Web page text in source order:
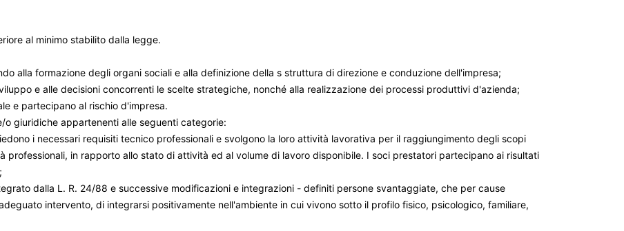
al minimo stabilito dalla legge.
alla formazione degli organi sociali e alla definizione della s struttura di direzione e conduzione dell'impresa;
e alle decisioni concorrenti le scelte strategiche, nonché alla realizzazione dei processi produttivi d'azienda;
e partecipano al rischio d'impresa.
o giuridiche appartenenti alle seguenti categorie:
i necessari requisiti tecnico professionali e svolgono la loro attività lavorativa per il raggiungimento degli scopi
professionali, in rapporto allo stato di attività ed al volume di lavoro disponibile. I soci prestatori partecipano ai risultati
dalla L. R. 24/88 e successive modificazioni e integrazioni - definiti persone svantaggiate, che per cause
intervento, di integrarsi positivamente nell'ambiente in cui vivono sotto il profilo fisico, psicologico, familiare,